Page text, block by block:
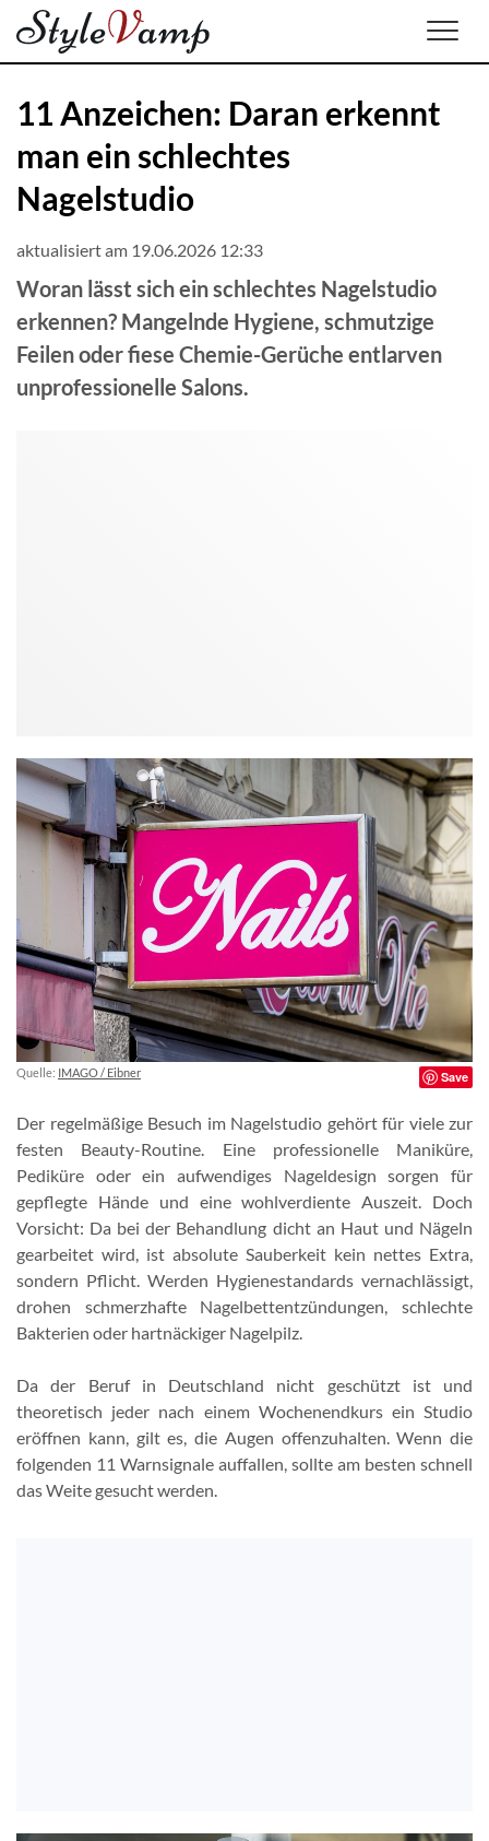
11 Anzeichen: Daran erkennt
man ein schlechtes
Nagelstudio
aktualisiert am 19.06.2026 12:33
Woran lässt sich ein schlechtes Nagelstudio
erkennen? Mangelnde Hygiene, schmutzige
Feilen oder fiese Chemie-Gerüche entlarven
unprofessionelle Salons.
Quelle: IMAGO / Eibner Save
Der regelmäßige Besuch im Nagelstudio gehört für viele zur
festen Beauty-Routine. Eine professionelle Maniküre,
Pediküre oder ein aufwendiges Nageldesign sorgen für
gepflegte Hände und eine wohlverdiente Auszeit. Doch
Vorsicht: Da bei der Behandlung dicht an Haut und Nägeln
gearbeitet wird, ist absolute Sauberkeit kein nettes Extra,
sondern Pflicht. Werden Hygienestandards vernachlässigt,
drohen schmerzhafte Nagelbettentzündungen, schlechte
Bakterien oder hartnäckiger Nagelpilz.
Da der Beruf in Deutschland nicht geschützt ist und
theoretisch jeder nach einem Wochenendkurs ein Studio
eröffnen kann, gilt es, die Augen offenzuhalten. Wenn die
folgenden 11 Warnsignale auffallen, sollte am besten schnell
das Weite gesucht werden.